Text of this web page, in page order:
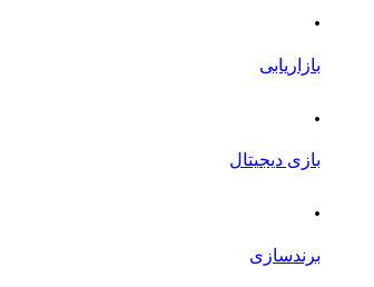
.
بازاریابی
.
بازی دیجیتال
.
برندسازی